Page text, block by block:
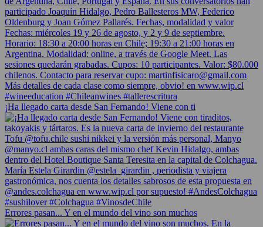
¡Ha llegado carta desde San Fernando! Viene con ti
Errores pasan... Y en el mundo del vino son muchos